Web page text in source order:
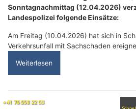
Scooter-Unfall in Schaan mehrere
sowie eine Rissquetschwunde am